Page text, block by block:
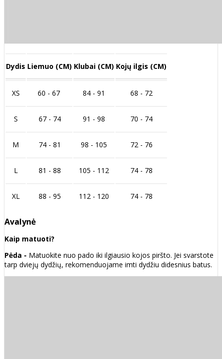
Dydis Liemuo (CM) Klubai (CM) Kojų ilgis (CM)
XS 60 - 67 84 - 91 68 - 72
S 67 - 74 91 - 98 70 - 74
M 74 - 81 98 - 105 72 - 76
L 81 - 88 105 - 112 74 - 78
XL 88 - 95 112 - 120 74 - 78
Avalynė
Kaip matuoti?
Pėda - Matuokite nuo pado iki ilgiausio kojos piršto. Jei svarstote
tarp dviejų dydžių, rekomenduojame imti dydžiu didesnius batus.